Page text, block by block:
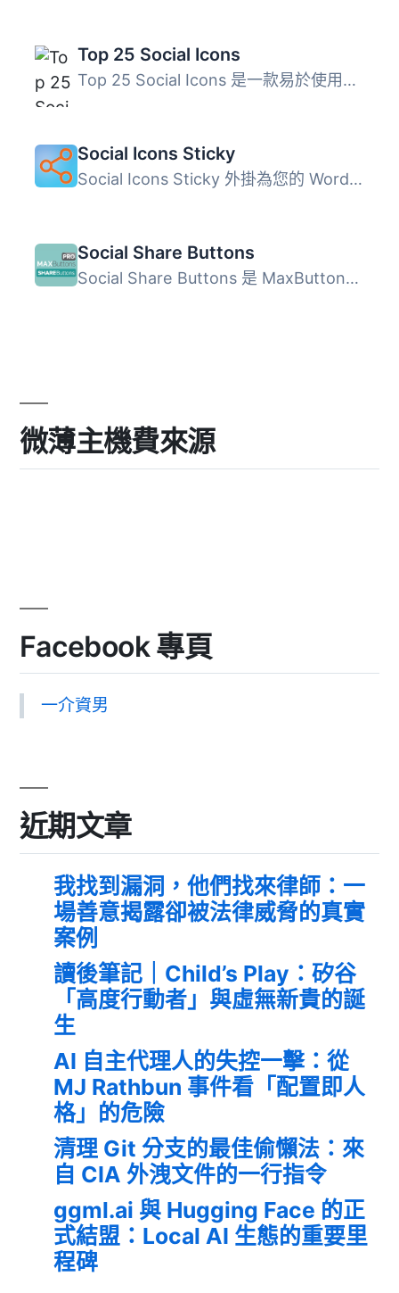
Top 25 Social Icons
Top 25 Social Icons 是一款易於使用且可自訂的外掛，可以顯...
Social Icons Sticky
Social Icons Sticky 外掛為您的 WordPress 網站新增社交媒體...
Social Share Buttons
Social Share Buttons 是 MaxButtons 的分享按鈕外掛，讓您輕...
微薄主機費來源
Facebook 專頁
一介資男
近期文章
我找到漏洞，他們找來律師：一
場善意揭露卻被法律威脅的真實
案例
讀後筆記｜Child’s Play：矽谷
「高度行動者」與虛無新貴的誕
生
AI 自主代理人的失控一擊：從
MJ Rathbun 事件看「配置即人
格」的危險
清理 Git 分支的最佳偷懶法：來
自 CIA 外洩文件的一行指令
ggml.ai 與 Hugging Face 的正
式結盟：Local AI 生態的重要里
程碑